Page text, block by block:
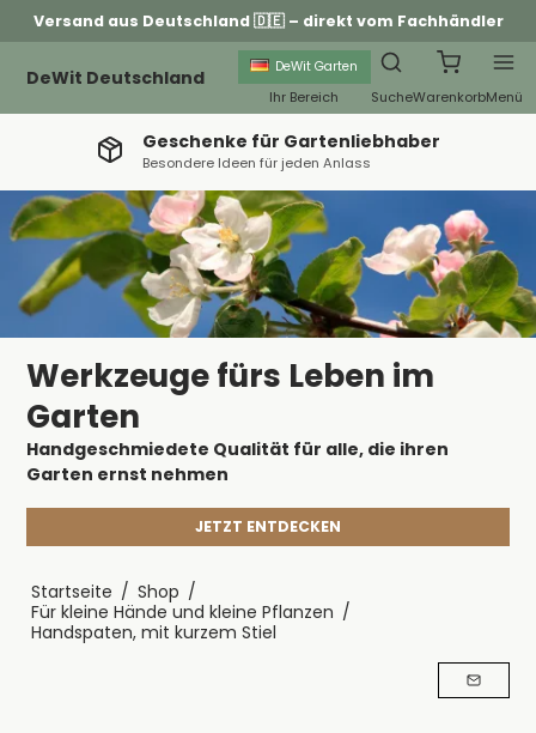
Versand aus Deutschland 🇩🇪 – direkt vom Fachhändler
DeWit Deutschland DeWit Garten
Ihr Bereich SucheWarenkorbMenü
Geschenke für Gartenliebhaber
Besondere Ideen für jeden Anlass
Werkzeuge fürs Leben im
Garten
Handgeschmiedete Qualität für alle, die ihren
Garten ernst nehmen
JETZT ENTDECKEN
Startseite / Shop /
Für kleine Hände und kleine Pflanzen /
Handspaten, mit kurzem Stiel